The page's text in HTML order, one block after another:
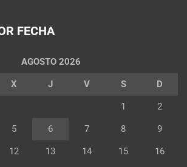
FECHA
AGOSTO 2026
X J V S D
1 2
5 6 7 8 9
12 13 14 15 16